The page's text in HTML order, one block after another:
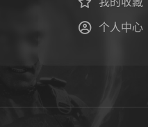
个人中心